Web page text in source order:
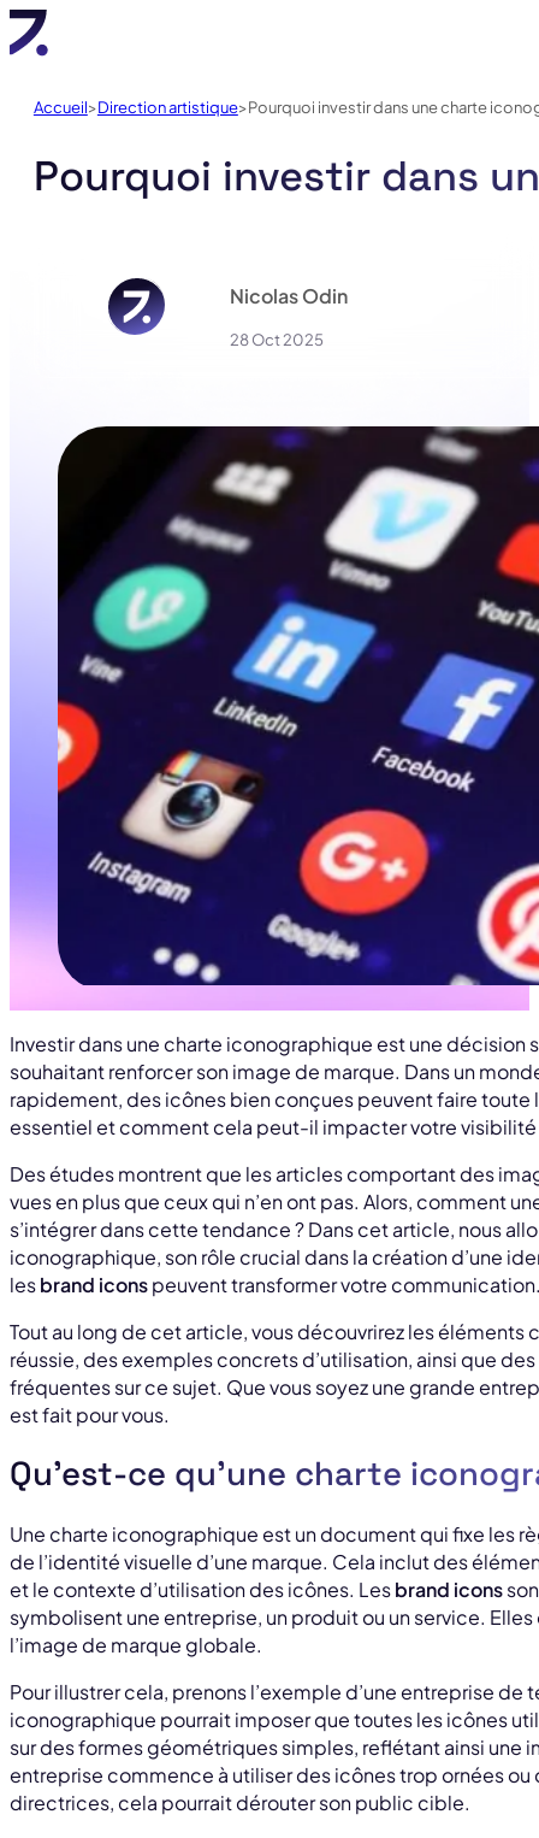
Pourquoi investir dans
Accueil Direction artistique Pourquoi investir dans une charte
Nicolas Odin
28 Oct 2025
Investir dans une charte iconographique est une
souhaitant renforcer son image de marque. Dans un
rapidement, des icônes bien conçues peuvent faire
essentiel et comment cela peut-il impacter votre visibilité
Des études montrent que les articles comportant des
vues en plus que ceux qui n’en ont pas. Alors, comment
s’intégrer dans cette tendance ? Dans cet article, nous
iconographique, son rôle crucial dans la création d’une
lesbrand iconspeuvent transformer votre
Tout au long de cet article, vous découvrirez les éléments
réussie, des exemples concrets d’utilisation, ainsi que
fréquentes sur ce sujet. Que vous soyez une grande
est fait pour vous.
Qu’est-ce qu’une charte
Une charte iconographique est un document qui fixe les
de l’identité visuelle d’une marque. Cela inclut des
et le contexte d’utilisation des icônes. Lesbrand icons
symbolisent une entreprise, un produit ou un service.
l’image de marque globale.
Pour illustrer cela, prenons l’exemple d’une entreprise de
iconographique pourrait imposer que toutes les icônes
sur des formes géométriques simples, reflétant ainsi une
entreprise commence à utiliser des icônes trop ornées
directrices, cela pourrait dérouter son public cible.